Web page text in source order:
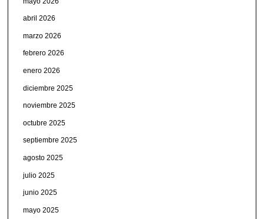
abril 2026
marzo 2026
febrero 2026
enero 2026
diciembre 2025
noviembre 2025
octubre 2025
septiembre 2025
agosto 2025
julio 2025
junio 2025
mayo 2025